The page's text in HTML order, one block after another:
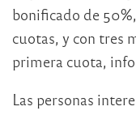
bonificado de
cuotas, y con tres
primera cuota,
Las personas